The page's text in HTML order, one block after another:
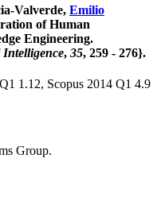
Valverde, Emilio
of Human
Engineering.
, 35, 259 - 276}.
1.12, Scopus 2014 Q1 4.9
Group.